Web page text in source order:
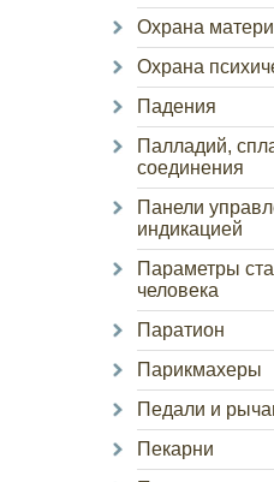
Охрана
Охрана
Падения
Палладий,
соединения
Панели
индикацией
Параметры
человека
Паратион
Парикмахеры
Педали и
Пекарни